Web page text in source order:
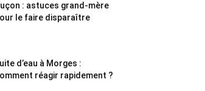
: astuces grand-mère
le faire disparaître
d’eau à Morges :
réagir rapidement ?